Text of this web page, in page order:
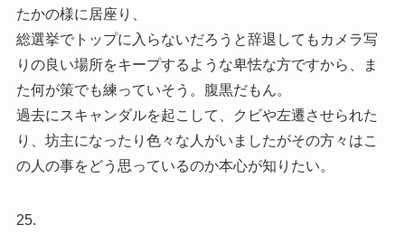
たかの様に居座り、
総選挙でトップに入らないだろうと辞退してもカメラ写
りの良い場所をキープするような卑怯な方ですから、ま
た何が策でも練っていそう。腹黒だもん。
過去にスキャンダルを起こして、クビや左遷させられた
り、坊主になったり色々な人がいましたがその方々はこ
の人の事をどう思っているのか本心が知りたい。
25.